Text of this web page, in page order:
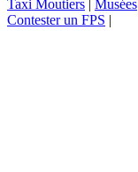
Taxi Moutiers | Musées
Contester un FPS |